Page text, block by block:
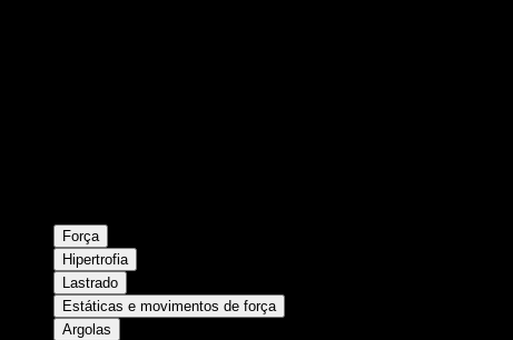
Força
Hipertrofia
Lastrado
Estáticas e movimentos de força
Argolas